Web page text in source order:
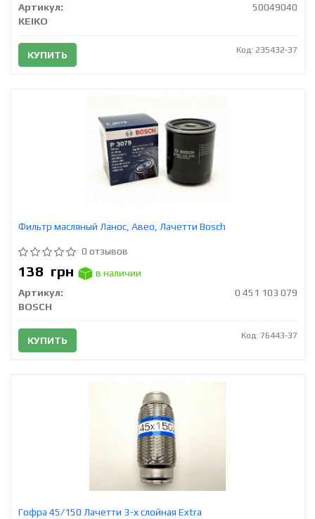
Артикул:
50049040
KEIKO
КУПИТЬ Код: 235432-37
Фильтр масляный Ланос, Авео, Лачетти Bosch
0 отзывов
138 грн
в наличии
Артикул:
0 451 103 079
BOSCH
КУПИТЬ Код: 76443-37
Гофра 45/150 Лачетти 3-х слойная Extra